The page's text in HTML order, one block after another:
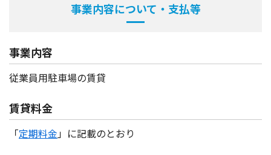
事業内容について・支払等
事業内容
従業員用駐車場の賃貸
賃貸料金
「定期料金」に記載のとおり